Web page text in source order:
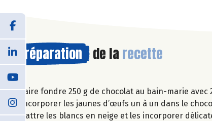
Préparation de la recette
Faire fondre 250 g de chocolat au bain-marie avec
Incorporer les jaunes d’œufs un à un dans le
Battre les blancs en neige et les incorporer